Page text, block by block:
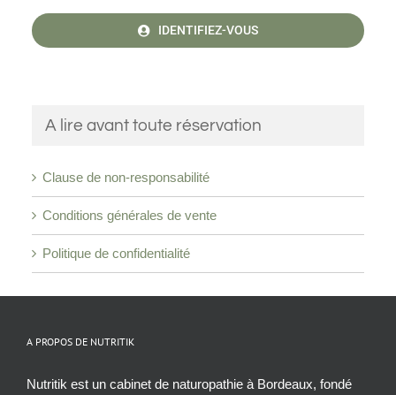
IDENTIFIEZ-VOUS
A lire avant toute réservation
Clause de non-responsabilité
Conditions générales de vente
Politique de confidentialité
A PROPOS DE NUTRITIK
Nutritik est un cabinet de naturopathie à Bordeaux, fondé